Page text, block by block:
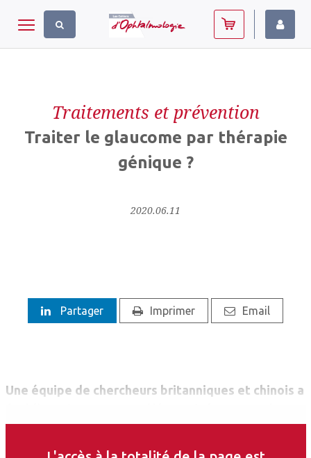
Toggle navigation
Traitements et prévention
Traiter le glaucome par thérapie
génique ?
2020.06.11
Partager Imprimer Email
Une équipe de chercheurs britanniques et chinois a
concept du traitement du glaucome par thérapie
Panneau de gestion des cookies